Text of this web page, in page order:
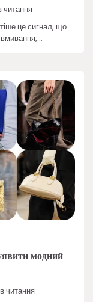
читання
це сигнал, що
вмивання,…
модний
читання